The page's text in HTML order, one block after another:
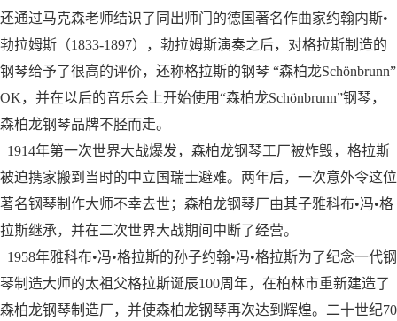
还通过马克森老师结识了同出师门的德国著名作曲家约翰内斯•
勃拉姆斯（1833-1897），勃拉姆斯演奏之后，对格拉斯制造的
钢琴给予了很高的评价，还称格拉斯的钢琴 “森柏龙Schönbrunn”
OK，并在以后的音乐会上开始使用“森柏龙Schönbrunn”钢琴，
森柏龙钢琴品牌不胫而走。
1914年第一次世界大战爆发，森柏龙钢琴工厂被炸毁，格拉斯
被迫携家搬到当时的中立国瑞士避难。两年后，一次意外令这位
著名钢琴制作大师不幸去世；森柏龙钢琴厂由其子雅科布•冯•格
拉斯继承，并在二次世界大战期间中断了经营。
1958年雅科布•冯•格拉斯的孙子约翰•冯•格拉斯为了纪念一代钢
琴制造大师的太祖父格拉斯诞辰100周年，在柏林市重新建造了
森柏龙钢琴制造厂，并使森柏龙钢琴再次达到辉煌。二十世纪70